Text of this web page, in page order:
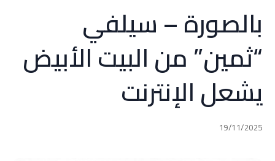
بالصورة – سيلفي
“ثمين” من البيت الأبيض
يشعل الإنترنت
19/11/2025